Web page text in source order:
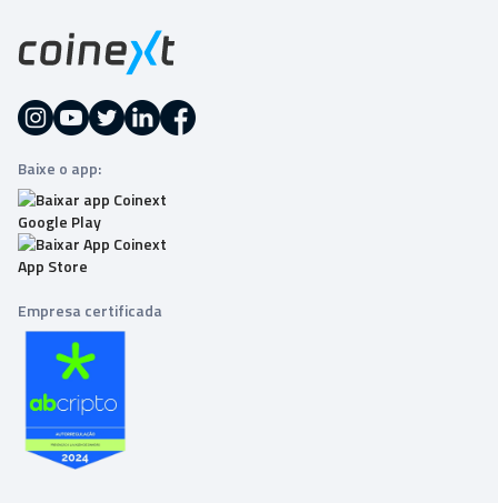
Baixe o app:
Empresa certificada